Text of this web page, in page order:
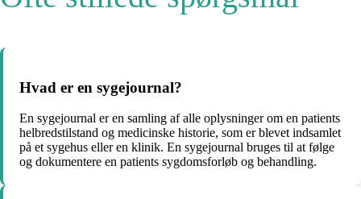
Hvad er en sygejournal?
En sygejournal er en samling af alle oplysninger om en patients
helbredstilstand og medicinske historie, som er blevet indsamlet
på et sygehus eller en klinik. En sygejournal bruges til at følge
og dokumentere en patients sygdomsforløb og behandling.